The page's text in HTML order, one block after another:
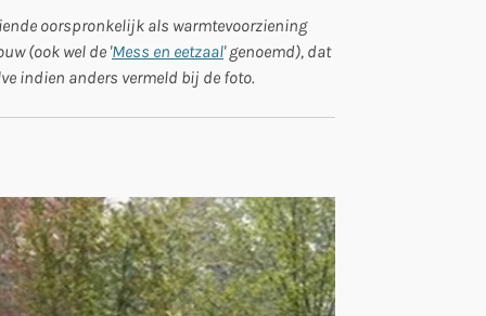
oorspronkelijk als warmtevoorziening
(ook wel de 'Mess en eetzaal' genoemd), dat
indien anders vermeld bij de foto.